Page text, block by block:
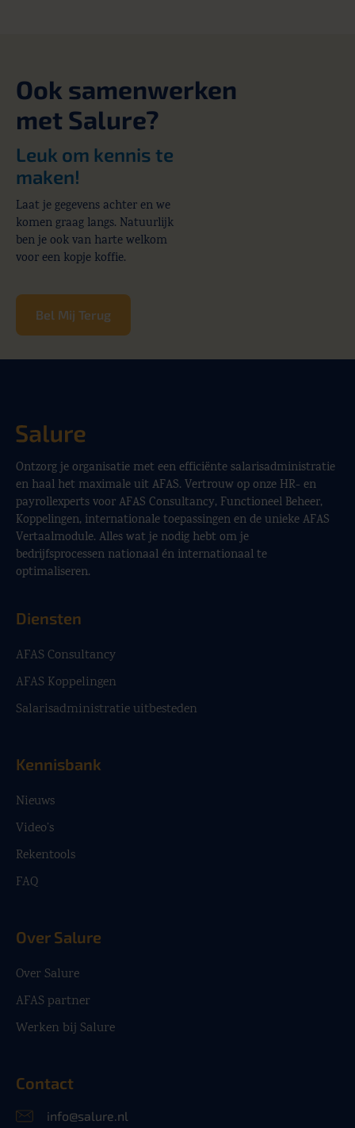
Ook samenwerken
met Salure?
Leuk om kennis te
maken!
Laat je gegevens achter en we
komen graag langs. Natuurlijk
ben je ook van harte welkom
voor een kopje koffie.
Bel Mij Terug
Ontzorg je organisatie met een efficiënte salarisadministratie
en haal het maximale uit AFAS. Vertrouw op onze HR- en
payrollexperts voor AFAS Consultancy, Functioneel Beheer,
Koppelingen, internationale toepassingen en de unieke AFAS
Vertaalmodule. Alles wat je nodig hebt om je
bedrijfsprocessen nationaal én internationaal te
optimaliseren.
Diensten
AFAS Consultancy
AFAS Koppelingen
Salarisadministratie uitbesteden
Kennisbank
Nieuws
Video’s
Rekentools
FAQ
Over Salure
Over Salure
AFAS partner
Werken bij Salure
Contact
info@salure.nl